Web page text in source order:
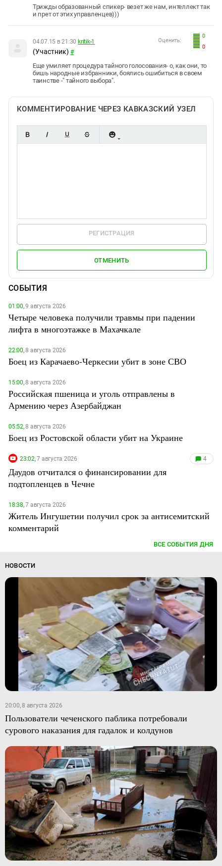
Трижды образованный спикер- везет же нам, интеллект так
и прет от этих управленцев)))
0
0
Оценить:
04.07.15 в 21:30 kritik-1
(Участник) #
Еще умиляет процедура тайного голосования- о, как они, то
бишь народные избранники, боялись ошибиться в своем
таинстве -" тайного выбора".
КОММЕНТИРОВАНИЕ ЧЕРЕЗ КАВКАЗСКИЙ УЗЕЛ
РЕГИСТРАЦИЯ
ОТМЕНИТЬ
СОБЫТИЯ
01:00,9 августа 2026
Четыре человека получили травмы при падении
лифта в многоэтажке в Махачкале
22:00,8 августа 2026
Боец из Карачаево-Черкесии убит в зоне СВО
15:00,8 августа 2026
Российская пшеница и уголь отправлены в
Армению через Азербайджан
05:52,8 августа 2026
Боец из Ростовской области убит на Украине
23:02,7 августа 2026 4
Даудов отчитался о финансировании для
подтопленцев в Чечне
18:38,7 августа 2026
Житель Ингушетии получил срок за антисемитский
комментарий
ВСЕ СОБЫТИЯ ДНЯ
НОВОСТИ
20:00, 8 августа 2026
Пользователи чеченского паблика потребовали
сурового наказания для гадалок и колдунов